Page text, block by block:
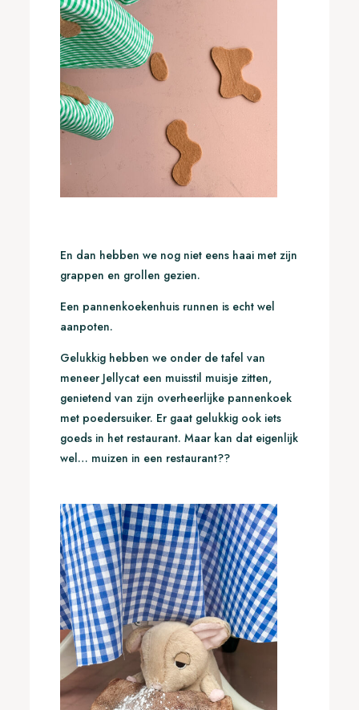
En dan hebben we nog niet eens haai met zijn
grappen en grollen gezien.
Een pannenkoekenhuis runnen is echt wel
aanpoten.
Gelukkig hebben we onder de tafel van
meneer Jellycat een muisstil muisje zitten,
genietend van zijn overheerlijke pannenkoek
met poedersuiker. Er gaat gelukkig ook iets
goeds in het restaurant. Maar kan dat eigenlijk
wel… muizen in een restaurant??